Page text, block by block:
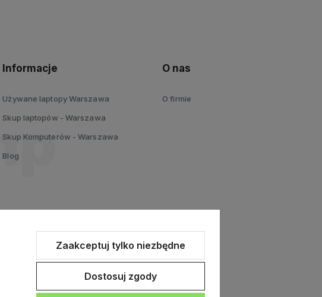
Informacje
Używane laptopy Warszawa
Skup laptopów - Warszawa
Skup Komputerów - Warszawa
Blog
O nas
O firmie
Zaakceptuj tylko niezbędne
Dostosuj zgody